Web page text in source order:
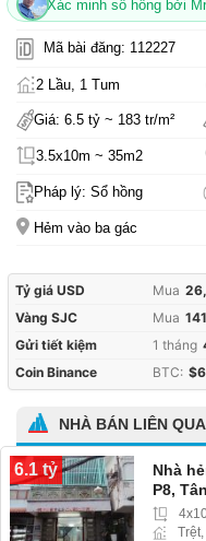
Xác minh sổ hồng bởi
Mã bài đăng: 112227
2 Lầu, 1 Tum
Giá: 6.5 tỷ ~ 183 tr/m²
3.5x10m ~ 35m2
Pháp lý: Sổ hồng
Hẻm vào ba gác
Tỷ giá USD Mua
Vàng SJC
Mua
Gửi tiết kiệm
1 tháng
Coin Binance
BTC:
NHÀ BÁN LIÊN
6.1 tỷ
Nhà
P8,